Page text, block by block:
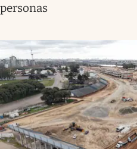
personas